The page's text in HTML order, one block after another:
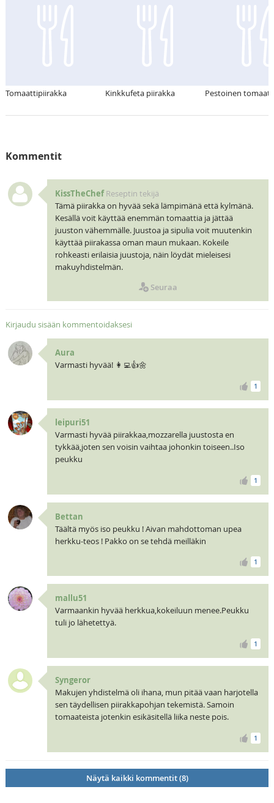
Tomaattipiirakka Kinkkufeta piirakka Pestoinen
Kommentit
KissTheChef Reseptin tekijä
Tämä piirakka on hyvää sekä lämpimänä että kylmänä.
Kesällä voit käyttää enemmän tomaattia ja jättää
juuston vähemmälle. Juustoa ja sipulia voit muutenkin
käyttää piirakassa oman maun mukaan. Kokeile
rohkeasti erilaisia juustoja, näin löydät mieleisesi
makuyhdistelmän.
Seuraa
Kirjaudu sisään kommentoidaksesi
Aura
Varmasti hyvää! 👩‍💻👍🌼
1
leipuri51
Varmasti hyvää piirakkaa,mozzarella juustosta en
tykkää,joten sen voisin vaihtaa johonkin toiseen..Iso
peukku
1
Bettan
Täältä myös iso peukku ! Aivan mahdottoman upea
herkku-teos ! Pakko on se tehdä meilläkin
1
mallu51
Varmaankin hyvää herkkua,kokeiluun menee.Peukku
tuli jo lähetettyä.
1
Syngeror
Makujen yhdistelmä oli ihana, mun pitää vaan harjotella
sen täydellisen piirakkapohjan tekemistä. Samoin
tomaateista jotenkin esikäsitellä liika neste pois.
1
Näytä kaikki kommentit (8)